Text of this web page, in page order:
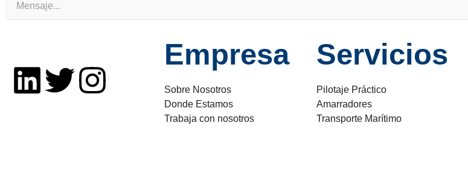
Empresa
Sobre Nosotros
Donde Estamos
Trabaja con nosotros
Servicios
Pilotaje Práctico
Amarradores
Transporte Marítimo